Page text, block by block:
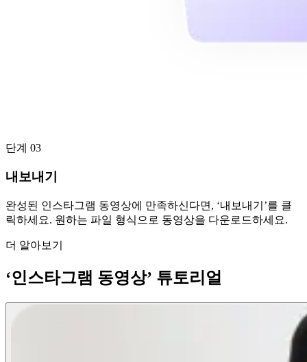
단계 03
내보내기
완성된 인스타그램 동영상에 만족하신다면, ‘내보내기’를 클
릭하세요. 원하는 파일 형식으로 동영상을 다운로드하세요.
더 알아보기
‘인스타그램 동영상’ 튜토리얼